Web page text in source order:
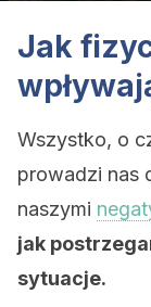
Jak
Wszystko, o
prowadzi nas
naszymi
jak
sytuacje.